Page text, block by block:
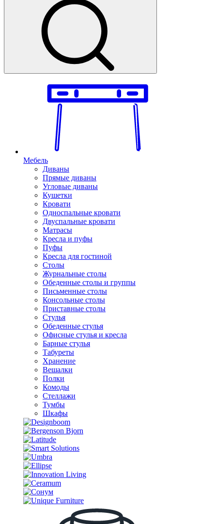
Мебель
Диваны
Прямые диваны
Угловые диваны
Кушетки
Кровати
Односпальные кровати
Двуспальные кровати
Матрасы
Кресла и пуфы
Пуфы
Кресла для гостиной
Столы
Журнальные столы
Обеденные столы и группы
Письменные столы
Консольные столы
Приставные столы
Стулья
Обеденные стулья
Офисные стулья и кресла
Барные стулья
Табуреты
Хранение
Вешалки
Полки
Комоды
Стеллажи
Тумбы
Шкафы